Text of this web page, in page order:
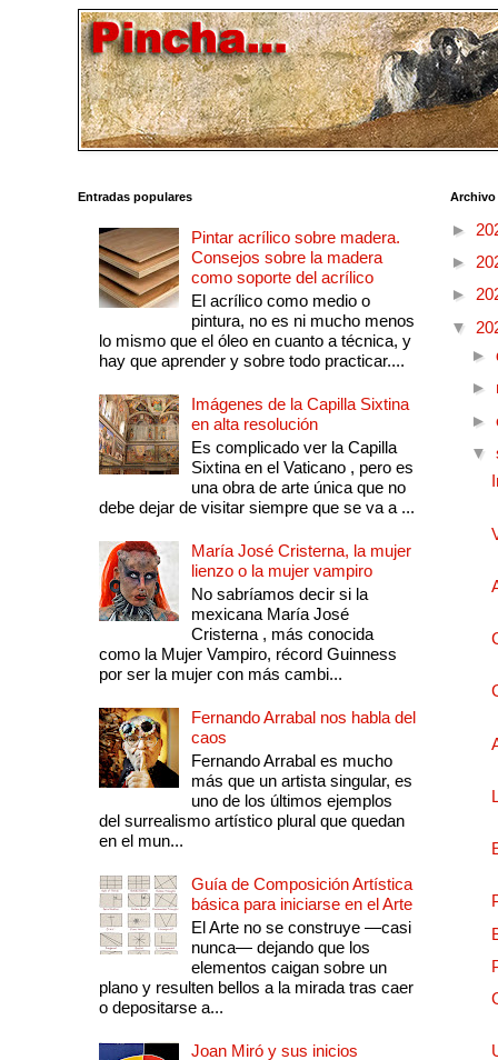
Entradas populares
Pintar acrílico sobre madera.
Consejos sobre la madera
como soporte del acrílico
El acrílico como medio o
pintura, no es ni mucho menos
lo mismo que el óleo en cuanto a técnica, y
hay que aprender y sobre todo practicar....
Imágenes de la Capilla Sixtina
en alta resolución
Es complicado ver la Capilla
Sixtina en el Vaticano , pero es
una obra de arte única que no
debe dejar de visitar siempre que se va a ...
María José Cristerna, la mujer
lienzo o la mujer vampiro
No sabríamos decir si la
mexicana María José
Cristerna , más conocida
como la Mujer Vampiro, récord Guinness
por ser la mujer con más cambi...
Fernando Arrabal nos habla del
caos
Fernando Arrabal es mucho
más que un artista singular, es
uno de los últimos ejemplos
del surrealismo artístico plural que quedan
en el mun...
Guía de Composición Artística
básica para iniciarse en el Arte
El Arte no se construye —casi
nunca— dejando que los
elementos caigan sobre un
plano y resulten bellos a la mirada tras caer
o depositarse a...
Joan Miró y sus inicios
►
►
►
▼
►
►
►
▼